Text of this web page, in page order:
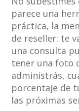
parece una
práctica, la
de reseller: te
una consulta
tener una foto
administrás,
porcentaje de
las próximas